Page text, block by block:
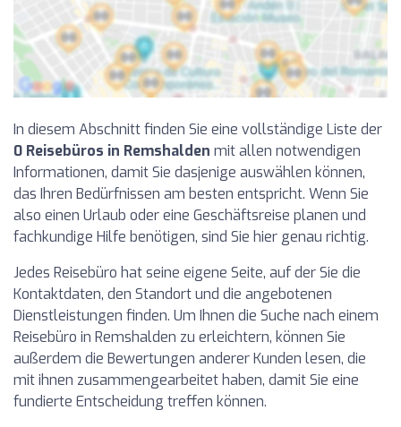
In diesem Abschnitt finden Sie eine vollständige Liste der
0 Reisebüros in Remshalden mit allen notwendigen
Informationen, damit Sie dasjenige auswählen können,
das Ihren Bedürfnissen am besten entspricht. Wenn Sie
also einen Urlaub oder eine Geschäftsreise planen und
fachkundige Hilfe benötigen, sind Sie hier genau richtig.
Jedes Reisebüro hat seine eigene Seite, auf der Sie die
Kontaktdaten, den Standort und die angebotenen
Dienstleistungen finden. Um Ihnen die Suche nach einem
Reisebüro in Remshalden zu erleichtern, können Sie
außerdem die Bewertungen anderer Kunden lesen, die
mit ihnen zusammengearbeitet haben, damit Sie eine
fundierte Entscheidung treffen können.